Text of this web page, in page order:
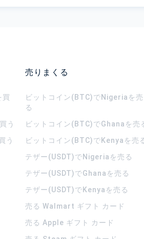
買
う
う
売りまくる
ビットコイン(BTC)でNigeriaを売
る
ビットコイン(BTC)でGhanaを売
ビットコイン(BTC)でKenyaを売
テザー(USDT)でNigeriaを売る
テザー(USDT)でGhanaを売る
テザー(USDT)でKenyaを売る
売る Walmart ギフト カード
売る Apple ギフト カード